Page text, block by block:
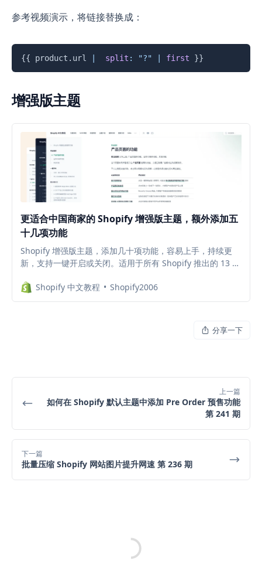
参考视频演示，将链接替换成：
{{ product . url split : "?" first }}
增强版主题
更适合中国商家的 Shopify 增强版主题，额外添加五
十几项功能
Shopify 增强版主题，添加几十项功能，容易上手，持续更
新，支持一键开启或关闭。适用于所有 Shopify 推出的 13 款
店铺用什么主题比较好？哪款主题更好用？
Shopify 中文教程 Shopify2006
分享一下
上一篇
如何在 Shopify 默认主题中添加 Pre Order 预售功能
第 241 期
下一篇
批量压缩 Shopify 网站图片提升网速 第 236 期